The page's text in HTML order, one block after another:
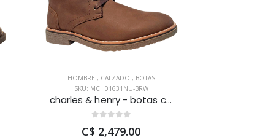
HOMBRE , CALZADO , BOTAS
SKU: MCH01631NU-BRW
charles & henry - botas casual cut para hombre
C$ 2,479.00